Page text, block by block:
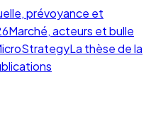
prévoyance et
Marché, acteurs et bulle
La thèse de la